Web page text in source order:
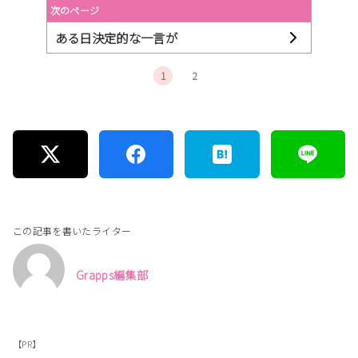
次のページ
ある日決定的な一言が
1 2
この記事を書いたライター
Grapps編集部
【PR】